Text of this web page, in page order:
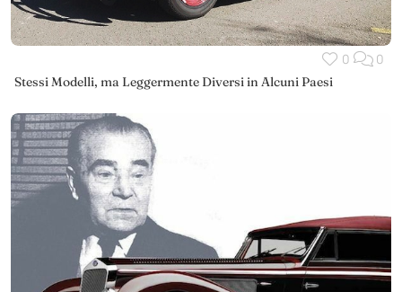
0 0
Stessi Modelli, ma Leggermente Diversi in Alcuni Paesi